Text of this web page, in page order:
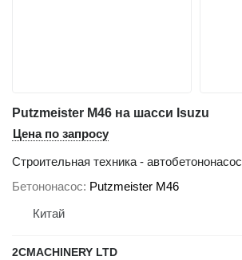
Putzmeister M46 на шасси Isuzu
Цена по запросу
Строительная техника - автобетононасос
Бетононасос Putzmeister M46
Китай
2CMACHINERY LTD